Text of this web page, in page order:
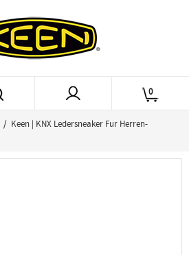
0
/ Keen | KNX Ledersneaker Fur Herren-